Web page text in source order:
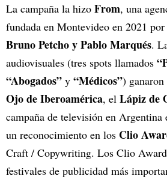
La campaña la hizo From, una
fundada en Montevideo en 2021 por
Bruno Petcho y Pablo Marqués.
audiovisuales (tres spots llamados
“Abogados” y “Médicos”) ganaron
Ojo de Iberoamérica, el Lápiz de
campaña de televisión en
un reconocimiento en los Clio
Craft / Copywriting. Los Clio
festivales de publicidad más